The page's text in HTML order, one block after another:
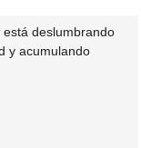
deslumbrando
y acumulando